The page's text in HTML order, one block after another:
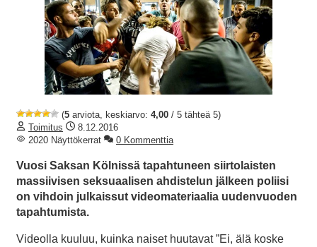
(5 arviota, keskiarvo: 4,00 / 5 tähteä 5)
Toimitus
8.12.2016
2020 Näyttökerrat
0 Kommenttia
Vuosi Saksan Kölnissä tapahtuneen siirtolaisten
massiivisen seksuaalisen ahdistelun jälkeen poliisi
on vihdoin julkaissut videomateriaalia uudenvuoden
tapahtumista.
Videolla kuuluu, kuinka naiset huutavat ”Ei, älä koske